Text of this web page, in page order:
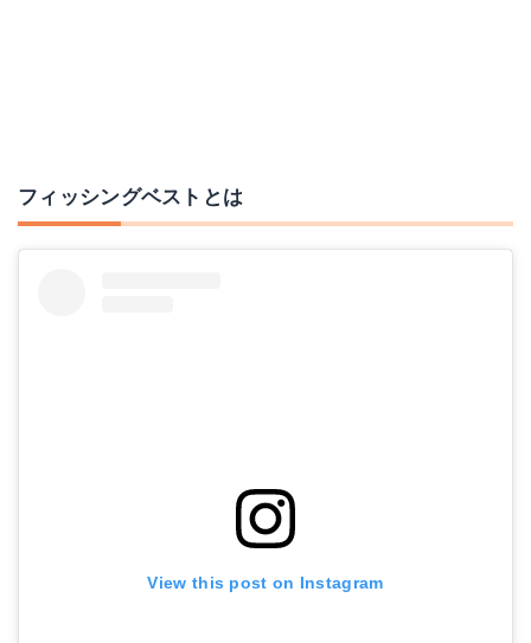
フィッシングベストとは
View this post on Instagram